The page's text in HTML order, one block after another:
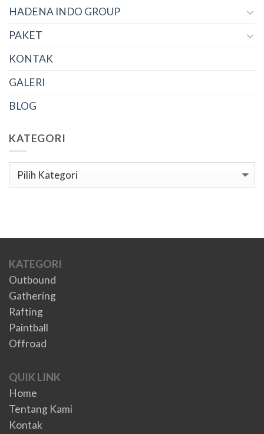
HADENA INDO GROUP
PAKET
KONTAK
GALERI
BLOG
KATEGORI
Kategori
KATEGORI
Outbound
Gathering
Rafting
Paintball
Offroad
QUIK LINK
Home
Tentang Kami
Kontak